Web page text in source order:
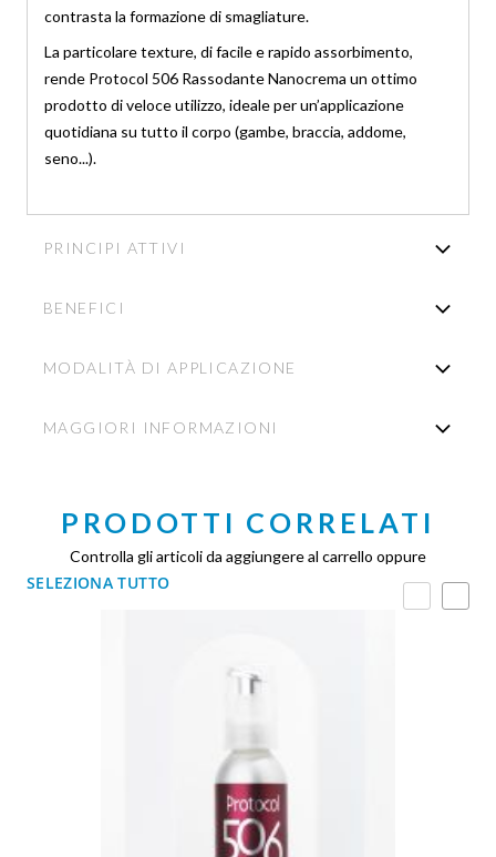
contrasta la formazione di smagliature.
La particolare texture, di facile e rapido assorbimento,
rende Protocol 506 Rassodante Nanocrema un ottimo
prodotto di veloce utilizzo, ideale per un’applicazione
quotidiana su tutto il corpo (gambe, braccia, addome,
seno...).
PRINCIPI ATTIVI
BENEFICI
MODALITÀ DI APPLICAZIONE
MAGGIORI INFORMAZIONI
PRODOTTI CORRELATI
Controlla gli articoli da aggiungere al carrello oppure
SELEZIONA TUTTO